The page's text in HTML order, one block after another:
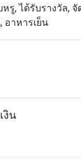
ด ได้แก่ ก้ามปูนึ่ง
านหลากหลายที่รั
ประทับใจทั้งสำห
ำหรับผู้ที่มองหาบุ
BTS ชิดลม รับรอ
หรู, ได้รับรางวัล,
อาหารเย็น
งิน